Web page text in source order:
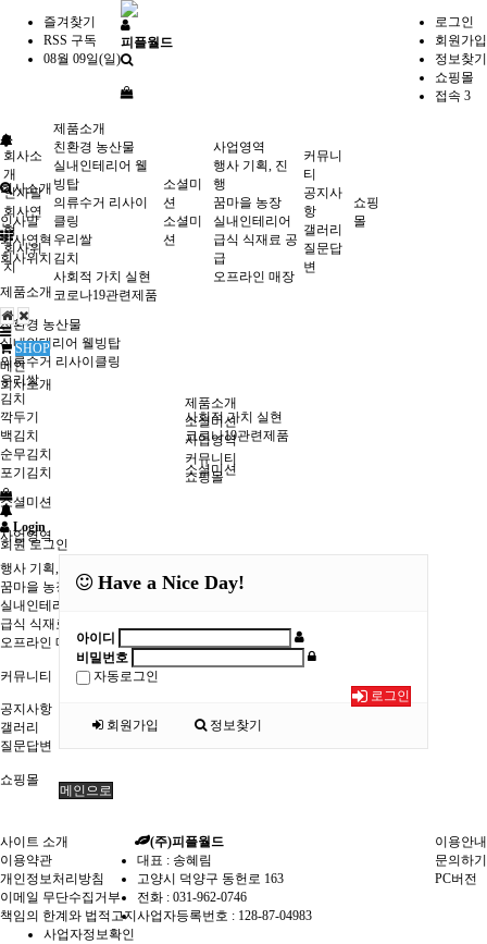
즐겨찾기
RSS 구독
08월 09일(일)
로그인
회원가입
정보찾기
쇼핑몰
접속 3
피플월드
회사소개
인사말
회사연혁
회사위치
제품소개
친환경 농산물
실내인테리어 웰빙탑
의류수거 리사이클링
우리쌀
김치
깍두기
백김치
순무김치
포기김치
사회적 가치 실현
코로나19관련제품
소셜미션
소셜미션
사업영역
행사 기획, 진행
꿈마을 농장
실내인테리어
급식 식재료 공급
오프라인 매장
커뮤니티
공지사항
갤러리
질문답변
쇼핑몰
회사소
개
인사말
회사연
혁
회사위
치
제품소개
친환경 농산물
실내인테리어 웰
빙탑
의류수거 리사이
클링
우리쌀
김치
사회적 가치 실현
코로나19관련제품
소셜미
션
소셜미
션
사업영역
행사 기획, 진
행
꿈마을 농장
실내인테리어
급식 식재료 공
급
오프라인 매장
커뮤니
티
공지사
항
갤러리
질문답
변
쇼핑
몰
SHOP
메인
회사소개
제품소개
소셜미션
사업영역
커뮤니티
쇼핑몰
Login
회원 로그인
Have a Nice Day!
아이디
비밀번호
자동로그인
로그인
회원가입
정보찾기
메인으로
사이트 소개
이용약관
개인정보처리방침
이메일 무단수집거부
책임의 한계와 법적고지
이용안내
문의하기
PC버전
(주)피플월드
대표 : 송혜림
고양시 덕양구 동헌로 163
전화 : 031-962-0746
사업자등록번호 : 128-87-04983
사업자정보확인